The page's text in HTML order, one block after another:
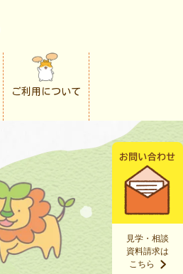
ご利用について
見学・相談
資料請求は
こちら